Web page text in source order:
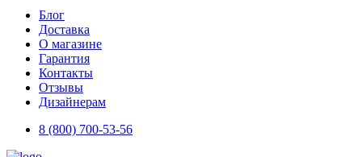
Блог
Доставка
О магазине
Гарантия
Контакты
Отзывы
Дизайнерам
8 (800) 700-53-56